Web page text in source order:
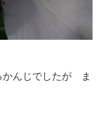
んじでしたが ま